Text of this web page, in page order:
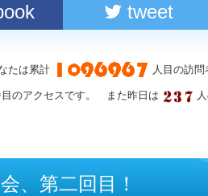
tweet
たは累計 人目の訪
目のアクセスです。 また昨日は
、第二回目！